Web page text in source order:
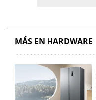
MÁS EN HARDWARE